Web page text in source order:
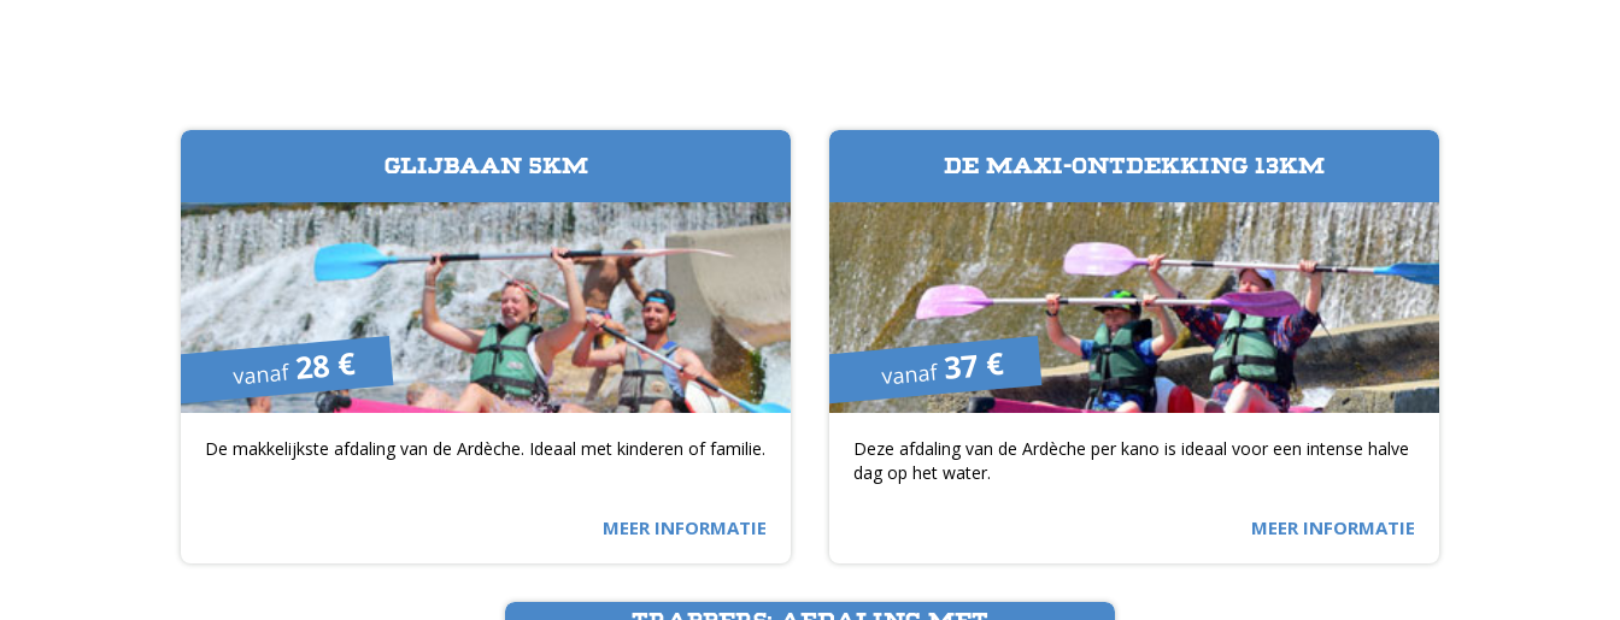
GLIJBAAN 5KM
vanaf28 €
De makkelijkste afdaling van de Ardèche. Ideaal met kinderen of familie.
MEER INFORMATIE
DE MAXI-ONTDEKKING 13KM
vanaf37 €
Deze afdaling van de Ardèche per kano is ideaal voor een intense halve
dag op het water.
MEER INFORMATIE